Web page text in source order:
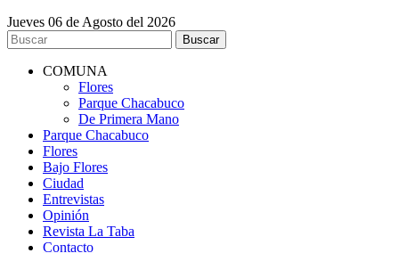
Jueves 06 de Agosto del 2026
COMUNA
Flores
Parque Chacabuco
De Primera Mano
Parque Chacabuco
Flores
Bajo Flores
Ciudad
Entrevistas
Opinión
Revista La Taba
Contacto